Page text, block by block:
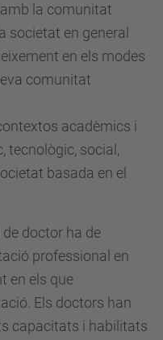
la comunitat
societat en general
en els modes
comunitat
acadèmics i
tecnològic, social,
basada en el
doctor ha de
professional en
en els que
Els doctors han
capacitats i habilitats